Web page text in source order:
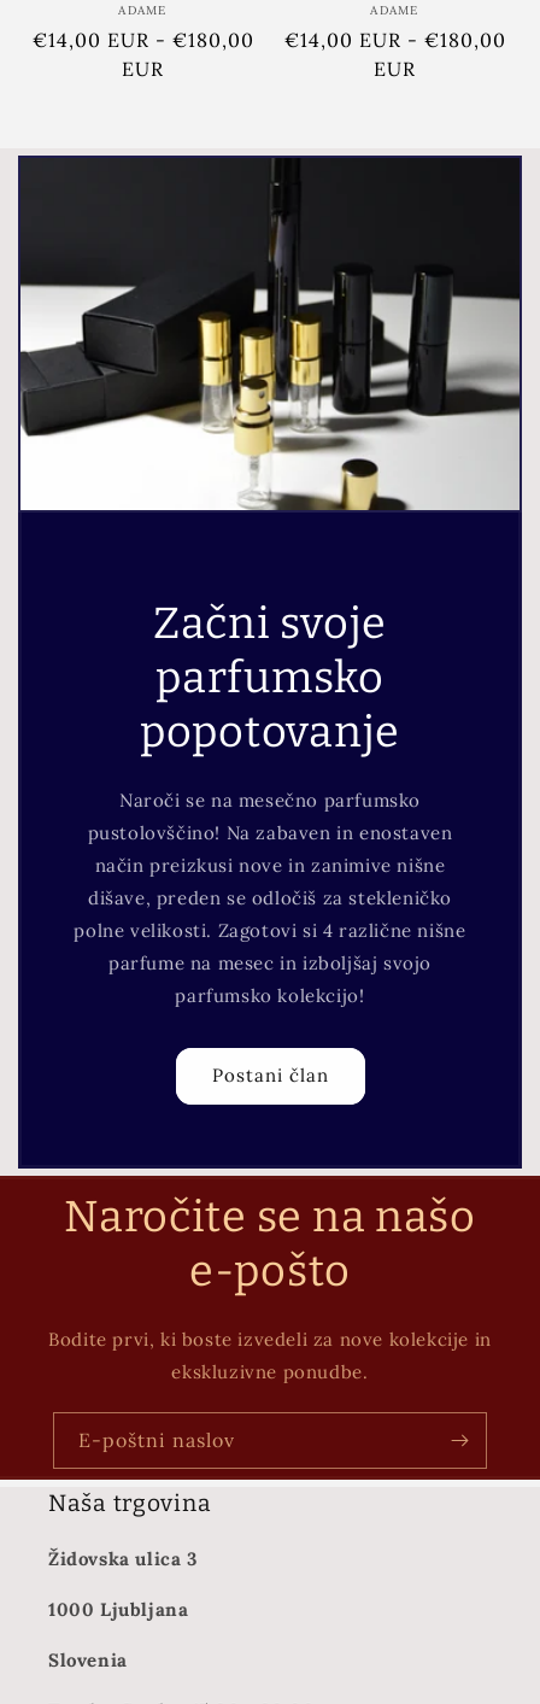
Ponudnik:
ADAME
Redna
€14,00 EUR - €180,00
EUR
Ponudnik:
ADAME
Redna
€14,00 EUR - €180,00
EUR
Začni svoje
parfumsko
popotovanje
Naroči se na mesečno parfumsko
pustolovščino! Na zabaven in enostaven
način preizkusi nove in zanimive nišne
dišave, preden se odločiš za stekleničko
polne velikosti. Zagotovi si 4 različne nišne
parfume na mesec in izboljšaj svojo
parfumsko kolekcijo!
Postani član
Naročite se na našo
e-pošto
Bodite prvi, ki boste izvedeli za nove kolekcije in
ekskluzivne ponudbe.
E-poštni naslov
Naša trgovina
Židovska ulica 3
1000 Ljubljana
Slovenia